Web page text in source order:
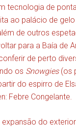
tecnologia de
ao palácio de gelo
de outros
para a Baía de
de perto
os Snowgies (os
do espirro de
Febre Congelante.
do